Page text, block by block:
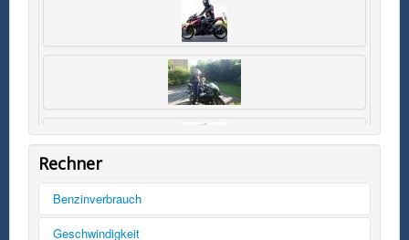
Rechner
Benzinverbrauch
Tankinhalt
Geschwindigkeit